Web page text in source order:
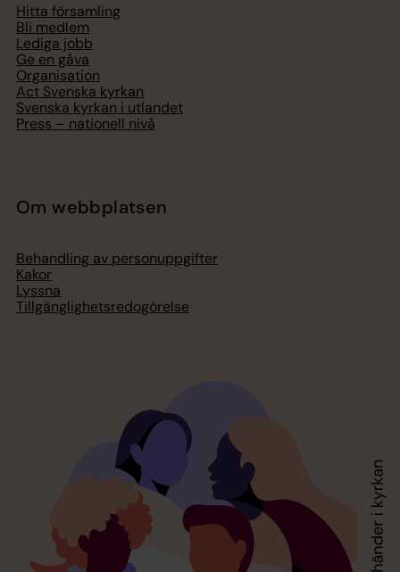
Hitta församling
Bli medlem
Lediga jobb
Ge en gåva
Organisation
Act Svenska kyrkan
Svenska kyrkan i utlandet
Press – nationell nivå
Om webbplatsen
Behandling av personuppgifter
Kakor
Lyssna
Tillgänglighetsredogörelse